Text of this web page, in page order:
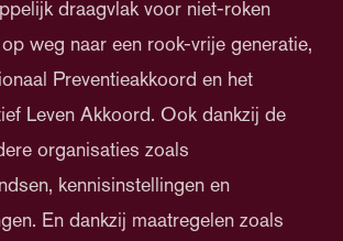
draagvlak voor niet-roken
weg naar een rook-vrije generatie,
Preventieakkoord en het
Leven Akkoord. Ook dankzij de
organisaties zoals
kennisinstellingen en
En dankzij maatregelen zoals